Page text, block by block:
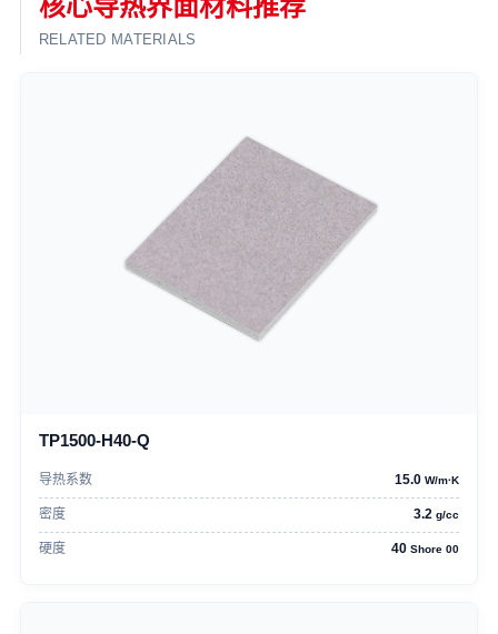
核心导热界面材料推荐
RELATED MATERIALS
TP1500-H40-Q
导热系数 15.0W/m·K
密度 3.2g/cc
硬度 40Shore 00